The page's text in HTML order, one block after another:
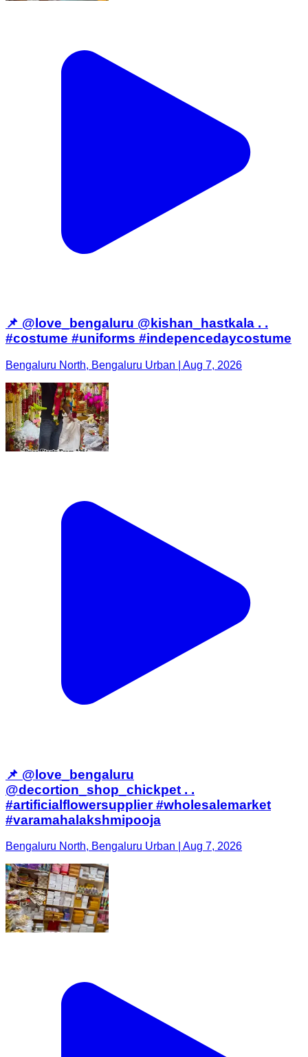
📌 @love_bengaluru @kishan_hastkala . .
#costume #uniforms #indepencedaycostume
Bengaluru North, Bengaluru Urban | Aug 7, 2026
📌 @love_bengaluru
@decortion_shop_chickpet . .
#artificialflowersupplier #wholesalemarket
#varamahalakshmipooja
Bengaluru North, Bengaluru Urban | Aug 7, 2026